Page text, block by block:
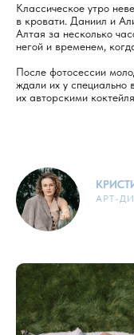
Классическое утро
в кровати. Даниил и
Алтая за несколько
негой и временем,
После фотосессии
ждали их у специально
их авторскими
АРТ-